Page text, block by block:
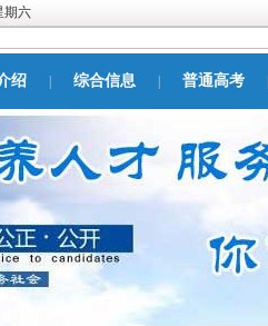
期六
绍 综合信息 普通高考